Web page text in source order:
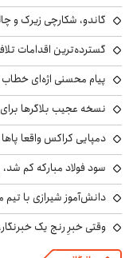
گاندو، شکارچی زیرک و
گسترده‌ترین اقدامات
پیام محسنی اژه‌ای
نسخه عجیب بلاگرها
دمپایی کراکس واقعا
سود فولاد مبارکه کم
دانش‌آموز شیرازی با
وقتی خبرِ رنج یک